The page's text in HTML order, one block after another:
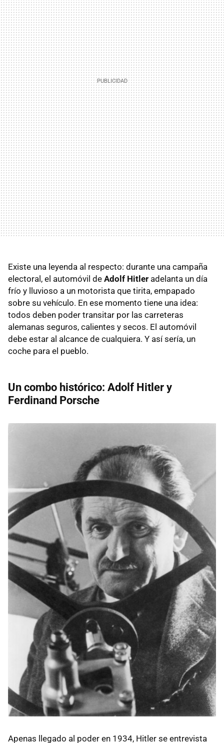
Existe una leyenda al respecto: durante una campaña
electoral, el automóvil de Adolf Hitler adelanta un día
frío y lluvioso a un motorista que tirita, empapado
sobre su vehículo. En ese momento tiene una idea:
todos deben poder transitar por las carreteras
alemanas seguros, calientes y secos. El automóvil
debe estar al alcance de cualquiera. Y así sería, un
coche para el pueblo.
Un combo histórico: Adolf Hitler y
Ferdinand Porsche
Apenas llegado al poder en 1934, Hitler se entrevista